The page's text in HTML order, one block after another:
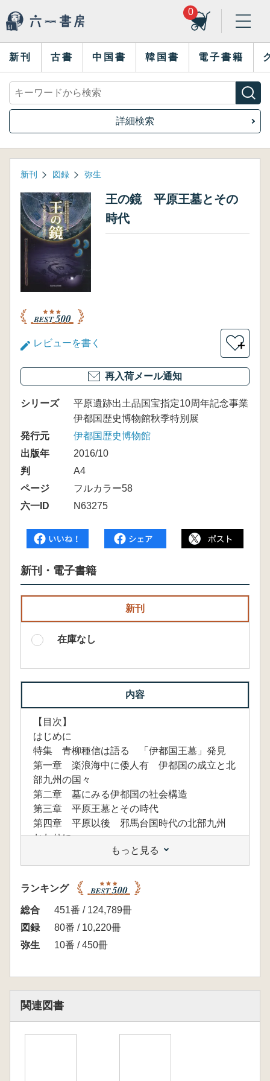
0
新刊 古書 中国書 韓国書 電子書籍
詳細検索
新刊 図録 弥生
王の鏡 平原王墓とその
時代
レビューを書く ＋
再入荷メール通知
シリーズ
平原遺跡出土品国宝指定10周年記念事業
伊都国歴史博物館秋季特別展
発行元
伊都国歴史博物館
出版年
2016/10
判
A4
ページ
フルカラー58
六一ID
N63275
新刊・電子書籍
新刊
在庫なし
内容
【目次】
はじめに
特集 青柳種信は語る 「伊都国王墓」発見
第一章 楽浪海中に倭人有 伊都国の成立と北
部九州の国々
第二章 墓にみる伊都国の社会構造
第三章 平原王墓とその時代
第四章 平原以後 邪馬台国時代の北部九州
おわりに
特別寄稿 弥生王権論 イト国からヤマト国へ
もっと見る
ランキング
総合
451番 / 124,789冊
図録
80番 / 10,220冊
弥生
10番 / 450冊
関連図書